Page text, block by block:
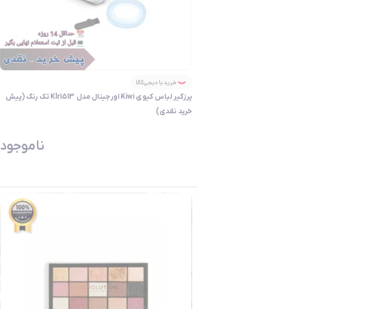
خرید با دیجی‌کالا
پرزگیر لباس کیوی Kiwi اورجینال مدل Klr1513 تک رنگ (پیش
خرید نقدی)
ناموجود